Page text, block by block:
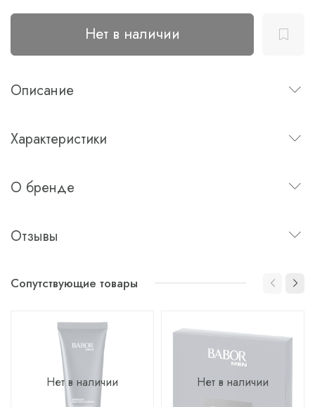
Нет в наличии
Описание
Характеристики
О бренде
Отзывы
Сопутствующие товары
Нет в наличии Нет в наличии